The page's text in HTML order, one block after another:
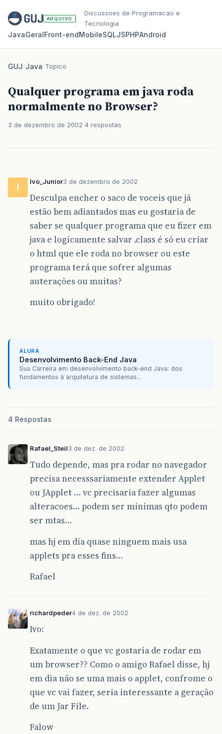
ARQUIVO
Discussoes de Programacao e
Tecnologia
JavaGeralFront‑endMobileSQLJSPHPAndroid
GUJ/Java/Topico
Qualquer programa em java roda
normalmente no Browser?
3 de dezembro de 2002 4 respostas
I
Ivo_Junior3 de dezembro de 2002
Desculpa encher o saco de voceis que já
estão bem adiantados mas eu gostaria de
saber se qualquer programa que eu fizer em
java e logicamente salvar .class é só eu criar
o html que ele roda no browser ou este
programa terá que sofrer algumas
auterações ou muitas?
muito obrigado!
ALURA
Desenvolvimento Back-End Java
Sua Carreira em desenvolvimento back-end Java: dos
fundamentos à arquitetura de sistemas...
4 Respostas
Rafael_Steil3 de dez. de 2002
Tudo depende, mas pra rodar no navegador
precisa necesssariamente extender Applet
ou JApplet … vc precisaria fazer algumas
alteracoes… podem ser minimas qto podem
ser mtas…
mas hj em dia quase ninguem mais usa
applets pra esses fins…
Rafael
richardpeder4 de dez. de 2002
Ivo:
Exatamente o que vc gostaria de rodar em
um browser?? Como o amigo Rafael disse, hj
em dia não se uma mais o applet, confrome o
que vc vai fazer, seria interessante a geração
de um Jar File.
Falow